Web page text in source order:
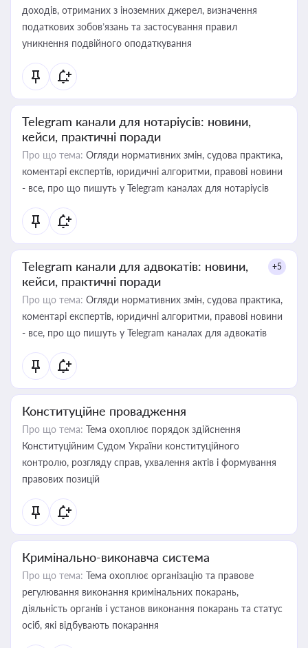
доходів, отриманих з іноземних джерел, визначення
податкових зобов’язань та застосування правил
уникнення подвійного оподаткування
Telegram канали для нотаріусів: новини,
кейси, практичні поради
Про що тема: Огляди нормативних змін, судова практика,
коментарі експертів, юридичні алгоритми, правові новини
- все, про що пишуть у Telegram каналах для нотаріусів
Telegram канали для адвокатів: новини,
кейси, практичні поради
+5
Про що тема: Огляди нормативних змін, судова практика,
коментарі експертів, юридичні алгоритми, правові новини
- все, про що пишуть у Telegram каналах для адвокатів
Конституційне провадження
Про що тема: Тема охоплює порядок здійснення
Конституційним Судом України конституційного
контролю, розгляду справ, ухвалення актів і формування
правових позицій
Кримінально-виконавча система
Про що тема: Тема охоплює організацію та правове
регулювання виконання кримінальних покарань,
діяльність органів і установ виконання покарань та статус
осіб, які відбувають покарання